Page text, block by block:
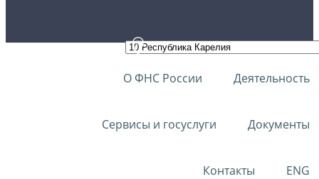
О ФНС России Деятельность
Сервисы и госуслуги Документы
Контакты ENG